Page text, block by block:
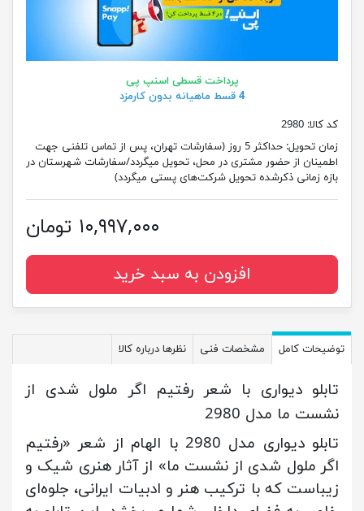
پرداخت قسطی اسنپ پی
4 قسط ماهیانه بدون کارمزد
کد کالا: 2980
زمان تحویل:
حداکثر 5 روز (سفارشات تهران، پس از تماس تلفنی جهت
اطمینان از حضور مشتری در محل، تحویل میگردد/سفارشات شهرستان در
بازه زمانی ذکرشده تحویل شرکت‌های پستی میگردد)
۱۰,۹۹۷,۰۰۰ تومان
افزودن به سبد خرید
توضیحات کامل مشخصات فنی نظرها درباره کالا
تابلو دیواری با شعر رفتیم اگر ملول شدی از
نشست ما مدل 2980
تابلو دیواری مدل 2980 با الهام از شعر «رفتیم
اگر ملول شدی از نشست ما» از آثار هنری شیک و
زیباست که با ترکیب هنر و ادبیات ایرانی، جلوه‌ای